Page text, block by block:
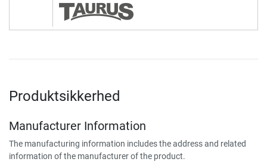
Produktsikkerhed
Manufacturer Information
The manufacturing information includes the address and related
information of the manufacturer of the product.